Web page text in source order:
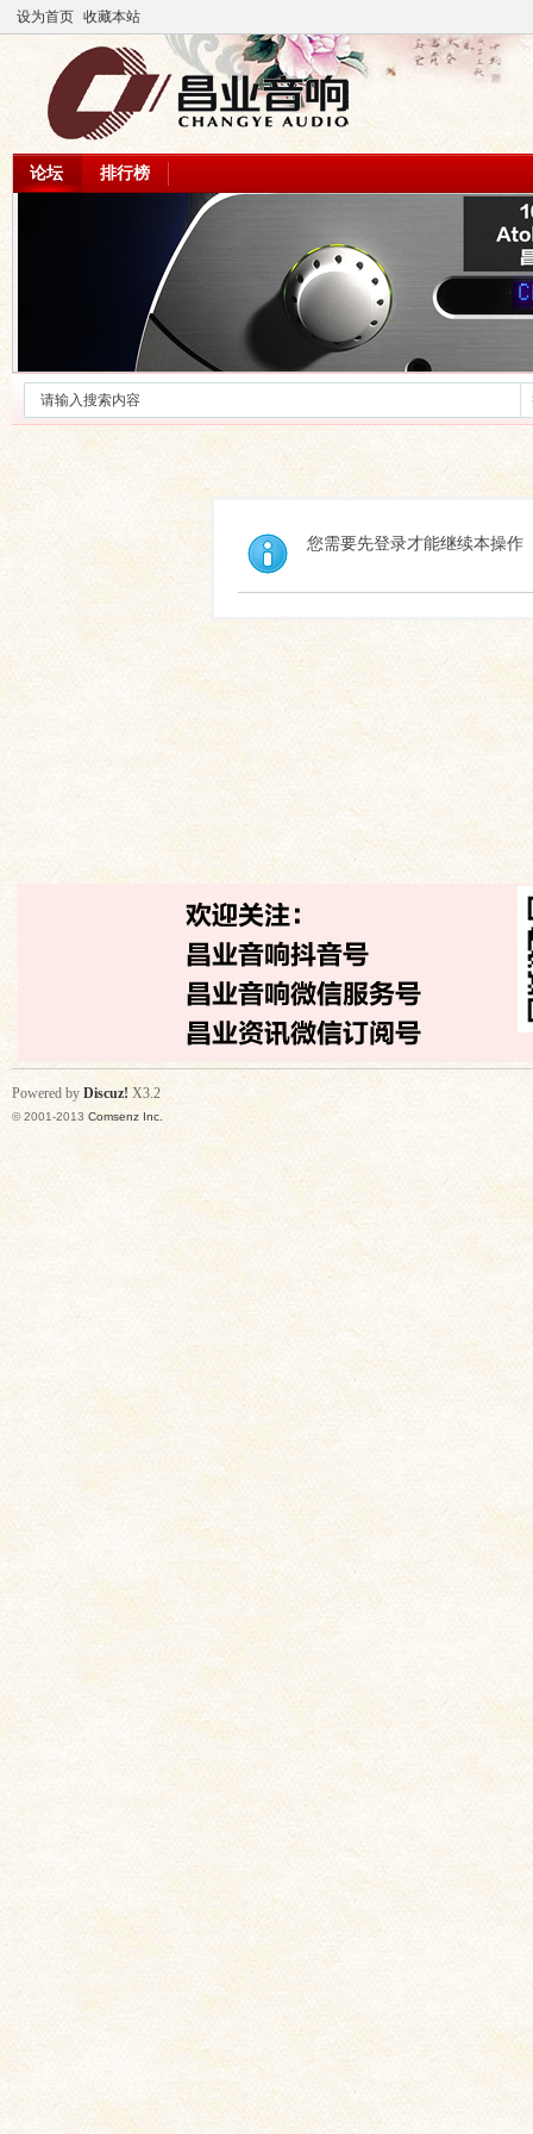
设为首页 收藏本站
论坛 排行榜
您需要先登录才能继续本操作
Powered by Discuz! X3.2
© 2001-2013 Comsenz Inc.